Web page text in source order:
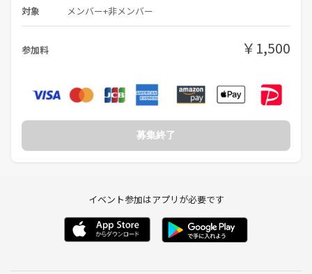
・めっちゃ興味ある内容だったのでめちゃくちゃ面白かったです！
（20代女性）
【集う職種】
事務/大工/現場監督/公務員/生命保険/オーダースーツ/不動産/芸能事務
所/バンドマン/税理士/行政書士/アパレル/モデル/声優/結婚相談所/社長
アナウンサー/大学生/スパイ/フリーメイソン/医者/弁護士/宇宙人/座敷
童etc
超ごってり麺ごっつ 亀戸店 4F
03-5875-2212
東京都江東区亀戸6-59-12 4F
対象 メンバー+非メンバー
参加料 ￥1,500
募集終了
イベント参加はアプリが必要です